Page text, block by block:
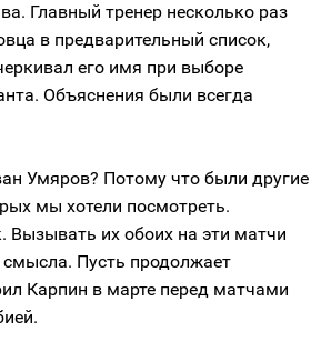
Главный тренер несколько раз
в предварительный список,
его имя при выборе
Объяснения были всегда
Умяров? Потому что были другие
мы хотели посмотреть.
Вызывать их обоих на эти матчи
Пусть продолжает
Карпин в марте перед матчами